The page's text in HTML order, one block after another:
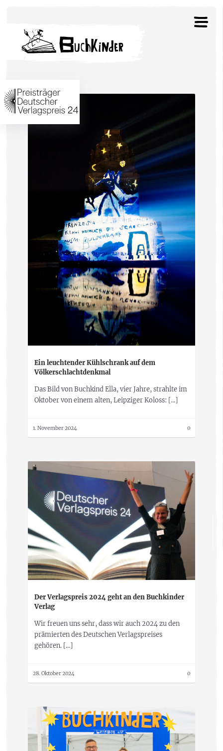
Ein leuchtender Kühlschrank auf dem
Völkerschlachtdenkmal
Das Bild von Buchkind Ella, vier Jahre, strahlte im
Oktober von einem alten, Leipziger Koloss: […]
1. November 2024 0
Der Verlagspreis 2024 geht an den Buchkinder
Verlag
Wir freuen uns sehr, dass wir auch 2024 zu den
prämierten des Deutschen Verlagspreises
gehören. […]
28. Oktober 2024 0